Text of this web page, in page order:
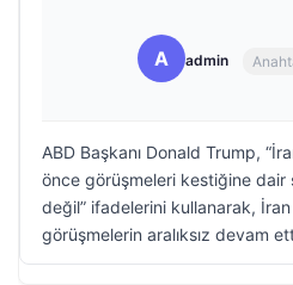
A admin
ABD Başkanı Donald Trump,
önce görüşmeleri kestiğine
değil” ifadelerini kullanarak, İran
görüşmelerin aralıksız devam